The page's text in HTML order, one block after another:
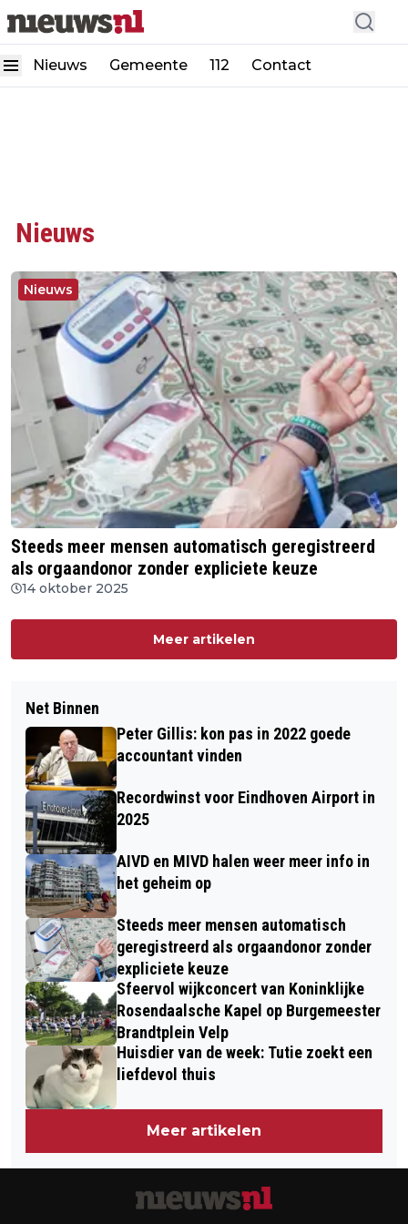
Nieuws Gemeente 112 Contact
Nieuws
Nieuws
Steeds meer mensen automatisch geregistreerd
als orgaandonor zonder expliciete keuze
14 oktober 2025
Meer artikelen
Net Binnen
Peter Gillis: kon pas in 2022 goede
accountant vinden
Recordwinst voor Eindhoven Airport in
2025
AIVD en MIVD halen weer meer info in
het geheim op
Steeds meer mensen automatisch
geregistreerd als orgaandonor zonder
expliciete keuze
Sfeervol wijkconcert van Koninklijke
Rosendaalsche Kapel op Burgemeester
Brandtplein Velp
Huisdier van de week: Tutie zoekt een
liefdevol thuis
Meer artikelen